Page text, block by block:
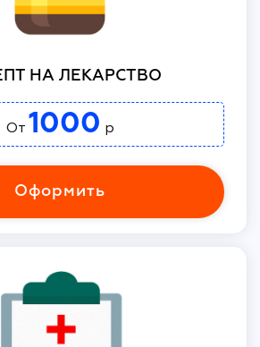
НА ЛЕКАРСТВО
От 1000 р
Оформить